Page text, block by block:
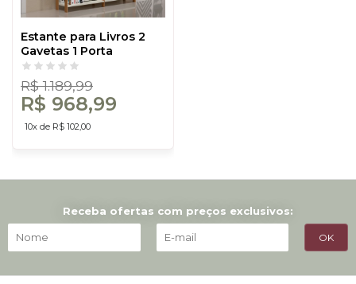
Estante para Livros 2
Gavetas 1 Porta
Industrial Off
White/Freijó - Dalla
Costa
R$ 1.189,99
R$ 968,99
10x de R$ 102,00
Receba ofertas com preços exclusivos: